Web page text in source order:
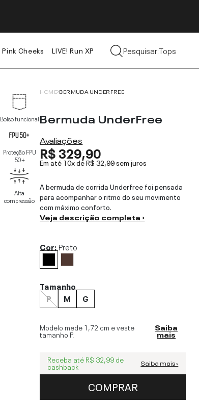
Pink Cheeks LIVE! Run XP Pesquisar:
Moda Praia
Tops
Bolso funcional
Proteção FPU
50+
Alta
compressão
HOME BERMUDA UNDERFREE
Bermuda UnderFree
Avaliações
R$ 329,90
Em até 10x deR$ 32,99sem juros
A bermuda de corrida Underfree foi pensada
para acompanhar o ritmo do seu movimento
com máximo conforto.
Veja descrição completa ›
Cor:Preto
Tamanho
P
M G
Modelo mede 1,72 cm e veste
tamanho P.
Saiba
mais
Receba até R$ 32,99 de
cashback Saiba mais ›
COMPRAR